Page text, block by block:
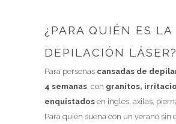
¿PARA QUIÉN ES LA
DEPILACIÓN LÁSER?
Para personas cansadas de
4 semanas, con granitos,
enquistados en ingles, axilas,
Para quien sueña con un verano sin